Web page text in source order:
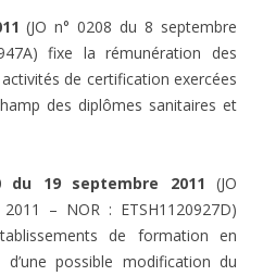
(JO n° 0208 du 8 septembre
fixe la rémunération des
de certification exercées
des diplômes sanitaires et
du 19 septembre 2011 (JO
– NOR : ETSH1120927D)
de formation en
possible modification du